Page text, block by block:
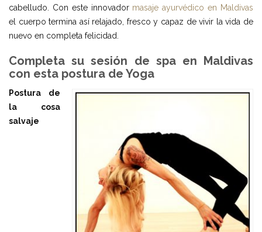
cabelludo. Con este innovador masaje ayurvédico en Maldivas
el cuerpo termina así relajado, fresco y capaz de vivir la vida de
nuevo en completa felicidad.
Completa su sesión de spa en Maldivas
con esta postura de Yoga
Postura de
la cosa
salvaje